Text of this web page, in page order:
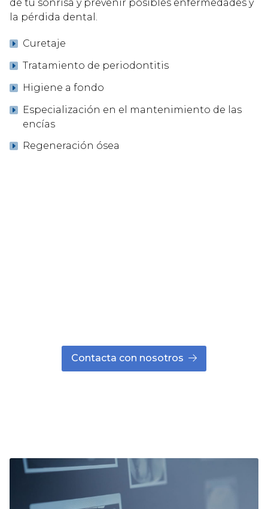
de tu sonrisa y prevenir posibles enfermedades y
la pérdida dental.
Curetaje
Tratamiento de periodontitis
Higiene a fondo
Especialización en el mantenimiento de las
encías
Regeneración ósea
Contacta con nosotros